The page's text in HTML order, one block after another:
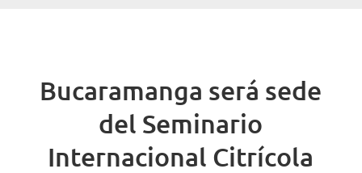
Bucaramanga será sede
del Seminario
Internacional Citrícola